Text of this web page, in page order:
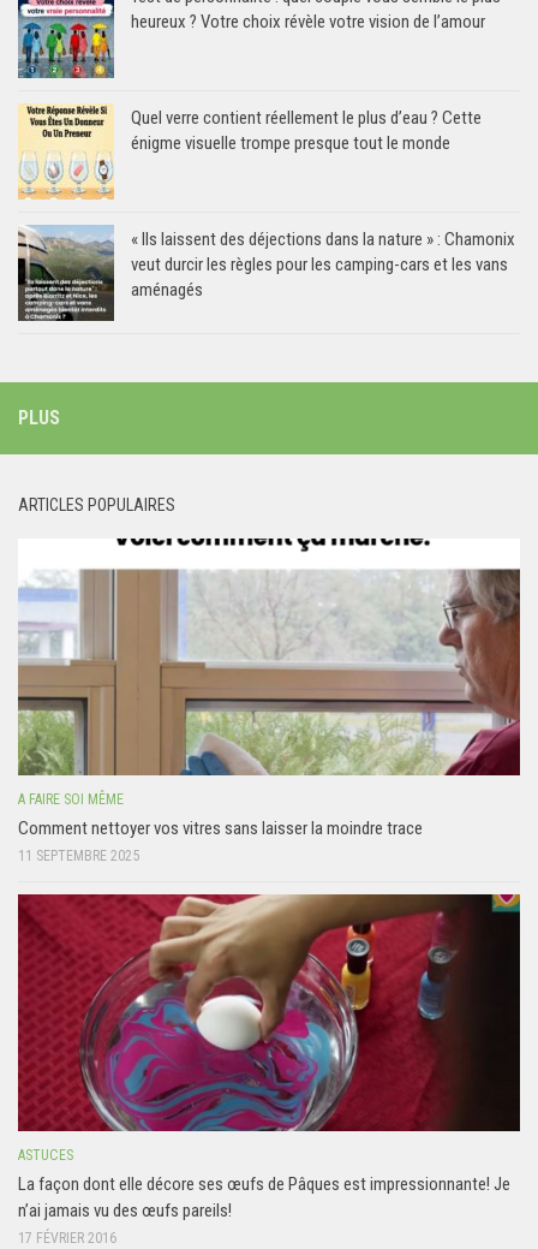
heureux ? Votre choix révèle votre vision de l’amour
Quel verre contient réellement le plus d’eau ? Cette
énigme visuelle trompe presque tout le monde
« Ils laissent des déjections dans la nature » : Chamonix
veut durcir les règles pour les camping-cars et les vans
aménagés
PLUS
ARTICLES POPULAIRES
A FAIRE SOI MÊME
Comment nettoyer vos vitres sans laisser la moindre trace
11 SEPTEMBRE 2025
ASTUCES
La façon dont elle décore ses œufs de Pâques est impressionnante! Je
n’ai jamais vu des œufs pareils!
17 FÉVRIER 2016